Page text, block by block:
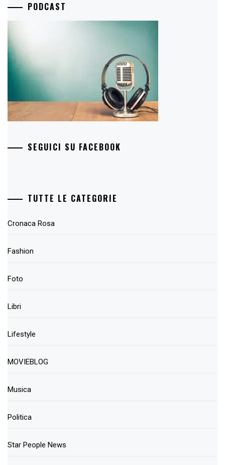
PODCAST
SEGUICI SU FACEBOOK
TUTTE LE CATEGORIE
Cronaca Rosa
Fashion
Foto
Libri
Lifestyle
MOVIEBLOG
Musica
Politica
Star People News